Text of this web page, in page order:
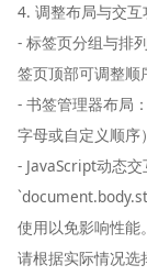
4. 调整布局与交互
- 标签页分组与排
签页顶部可调整顺
- 书签管理器布局
字母或自定义顺序
- JavaScript动态
使用以免影响性能。
请根据实际情况选